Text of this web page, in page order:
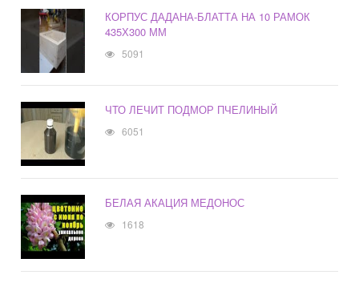
КОРПУС ДАДАНА-БЛАТТА НА 10 РАМОК
435Х300 ММ
5091
ЧТО ЛЕЧИТ ПОДМОР ПЧЕЛИНЫЙ
6051
БЕЛАЯ АКАЦИЯ МЕДОНОС
1618